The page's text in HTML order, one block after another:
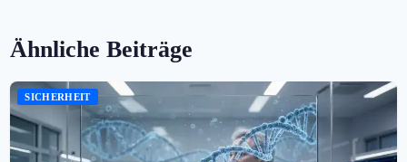
Ähnliche Beiträge
SICHERHEIT